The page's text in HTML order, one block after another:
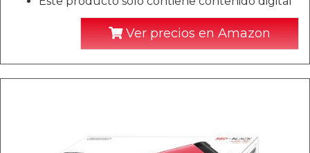
Ver precios en Amazon